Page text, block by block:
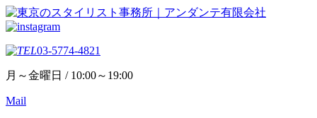
03-5774-4821
月～金曜日 / 10:00～19:00
Mail